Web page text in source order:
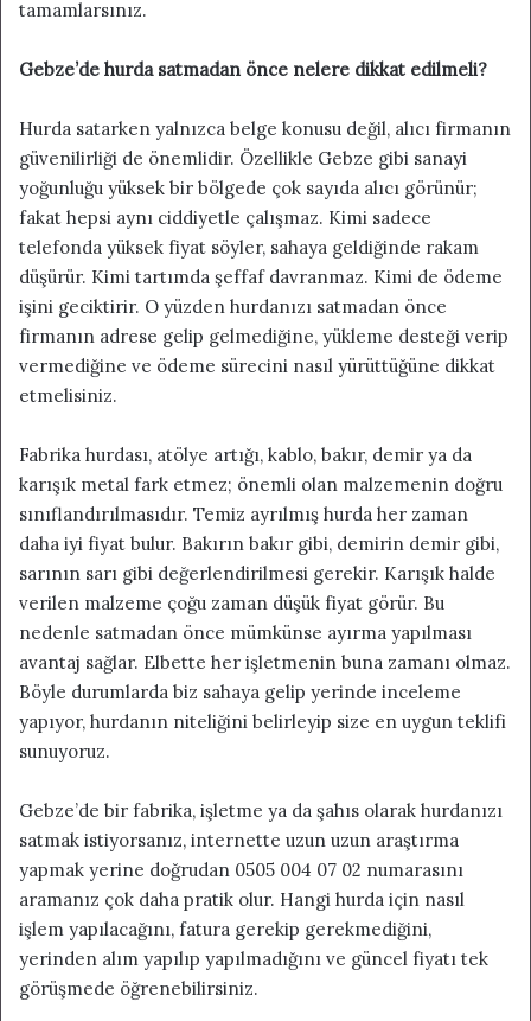
tamamlarsınız.
Gebze’de hurda satmadan önce nelere dikkat edilmeli?
Hurda satarken yalnızca belge konusu değil, alıcı firmanın
güvenilirliği de önemlidir. Özellikle Gebze gibi sanayi
yoğunluğu yüksek bir bölgede çok sayıda alıcı görünür;
fakat hepsi aynı ciddiyetle çalışmaz. Kimi sadece
telefonda yüksek fiyat söyler, sahaya geldiğinde rakam
düşürür. Kimi tartımda şeffaf davranmaz. Kimi de ödeme
işini geciktirir. O yüzden hurdanızı satmadan önce
firmanın adrese gelip gelmediğine, yükleme desteği verip
vermediğine ve ödeme sürecini nasıl yürüttüğüne dikkat
etmelisiniz.
Fabrika hurdası, atölye artığı, kablo, bakır, demir ya da
karışık metal fark etmez; önemli olan malzemenin doğru
sınıflandırılmasıdır. Temiz ayrılmış hurda her zaman
daha iyi fiyat bulur. Bakırın bakır gibi, demirin demir gibi,
sarının sarı gibi değerlendirilmesi gerekir. Karışık halde
verilen malzeme çoğu zaman düşük fiyat görür. Bu
nedenle satmadan önce mümkünse ayırma yapılması
avantaj sağlar. Elbette her işletmenin buna zamanı olmaz.
Böyle durumlarda biz sahaya gelip yerinde inceleme
yapıyor, hurdanın niteliğini belirleyip size en uygun teklifi
sunuyoruz.
Gebze’de bir fabrika, işletme ya da şahıs olarak hurdanızı
satmak istiyorsanız, internette uzun uzun araştırma
yapmak yerine doğrudan 0505 004 07 02 numarasını
aramanız çok daha pratik olur. Hangi hurda için nasıl
işlem yapılacağını, fatura gerekip gerekmediğini,
yerinden alım yapılıp yapılmadığını ve güncel fiyatı tek
görüşmede öğrenebilirsiniz.